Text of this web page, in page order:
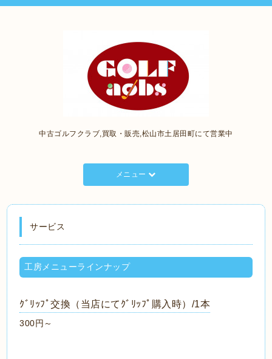
中古ゴルフクラブ,買取・販売,松山市土居田町にて営業中
メニュー
サービス
工房メニューラインナップ
ｸﾞﾘｯﾌﾟ交換（当店にてｸﾞﾘｯﾌﾟ購入時）/1本
300円～